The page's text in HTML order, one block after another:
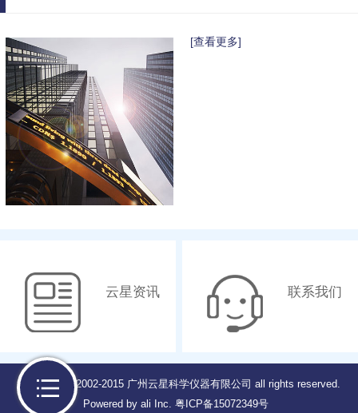
[查看更多]
云星资讯 联系我们
Copyright © 2002-2015 广州云星科学仪器有限公司 all rights reserved.
Powered by ali Inc. 粤ICP备15072349号